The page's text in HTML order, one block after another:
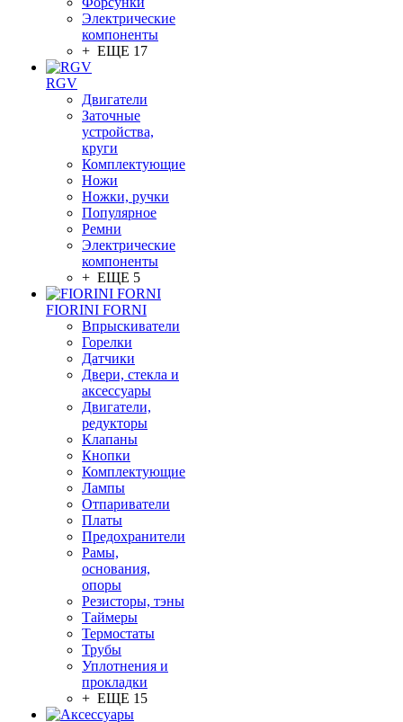
Электрические
компоненты
+ ЕЩЕ 17
RGV
Двигатели
Заточные
устройства,
круги
Комплектующие
Ножи
Ножки, ручки
Популярное
Ремни
Электрические
компоненты
+ ЕЩЕ 5
FIORINI FORNI
Впрыскиватели
Горелки
Датчики
Двери, стекла и
аксессуары
Двигатели,
редукторы
Клапаны
Кнопки
Комплектующие
Лампы
Отпариватели
Платы
Предохранители
Рамы,
основания,
опоры
Резисторы, тэны
Таймеры
Термостаты
Трубы
Уплотнения и
прокладки
+ ЕЩЕ 15